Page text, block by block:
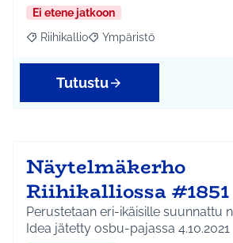
Ei etene jatkoon
Rajaa tulokset aihepiirin mukaan:
Riihikallio Rajaa tulokset teeman
Ympäristö
Tutustu
Näytelmäkerho
Riihikalliossa #1851
Perustetaan eri-ikäisille suunnattu
Idea jätetty osbu-pajassa 4.10.2021